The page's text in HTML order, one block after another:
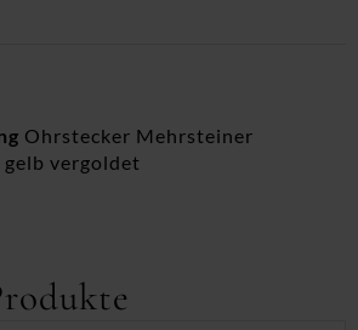
Ohrstecker Mehrsteiner
gelb vergoldet